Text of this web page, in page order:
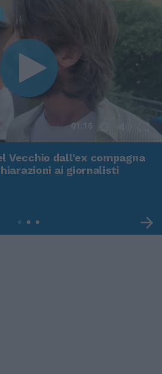
01:16
Vecchio dall'ex compagna
ai giornalisti